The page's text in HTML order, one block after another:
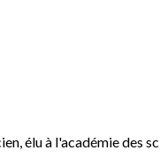
élu à l'académie des